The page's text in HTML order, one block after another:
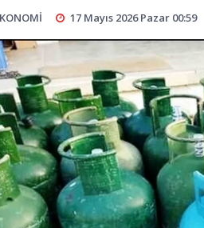
17 Mayıs 2026 Pazar 00:59